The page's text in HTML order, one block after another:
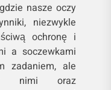
nasze oczy
niezwykle
ochronę i
a soczewkami
zadaniem, ale
nimi oraz